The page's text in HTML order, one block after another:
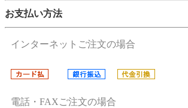
お支払い方法
インターネットご注文の場合
電話・FAXご注文の場合